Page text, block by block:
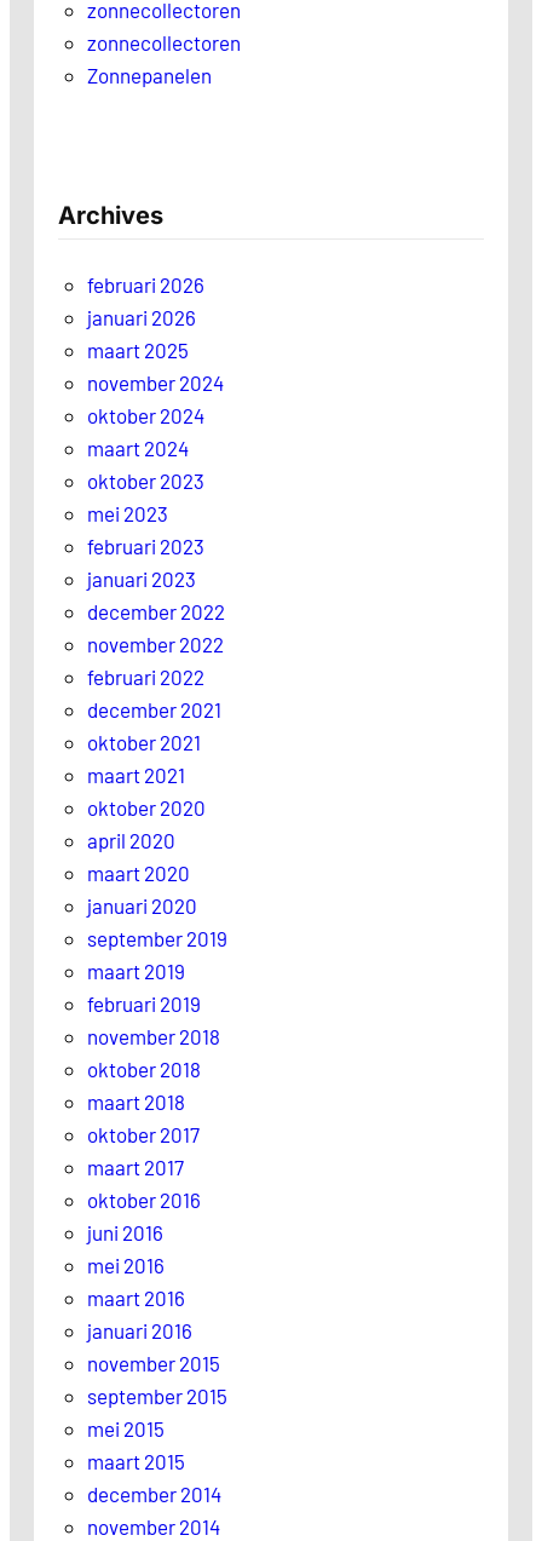
zonnecollectoren
zonnecollectoren
Zonnepanelen
Archives
februari 2026
januari 2026
maart 2025
november 2024
oktober 2024
maart 2024
oktober 2023
mei 2023
februari 2023
januari 2023
december 2022
november 2022
februari 2022
december 2021
oktober 2021
maart 2021
oktober 2020
april 2020
maart 2020
januari 2020
september 2019
maart 2019
februari 2019
november 2018
oktober 2018
maart 2018
oktober 2017
maart 2017
oktober 2016
juni 2016
mei 2016
maart 2016
januari 2016
november 2015
september 2015
mei 2015
maart 2015
december 2014
november 2014